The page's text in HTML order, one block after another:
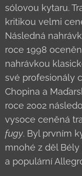
sólovou kytaru.
kritikou velmi
Následná
roce 1998
nahrávkou
své profesionály
Chopina a
roce 2002
vysoce ceněná
fugy. Byl prvním
mnohé z děl Bély
a populární